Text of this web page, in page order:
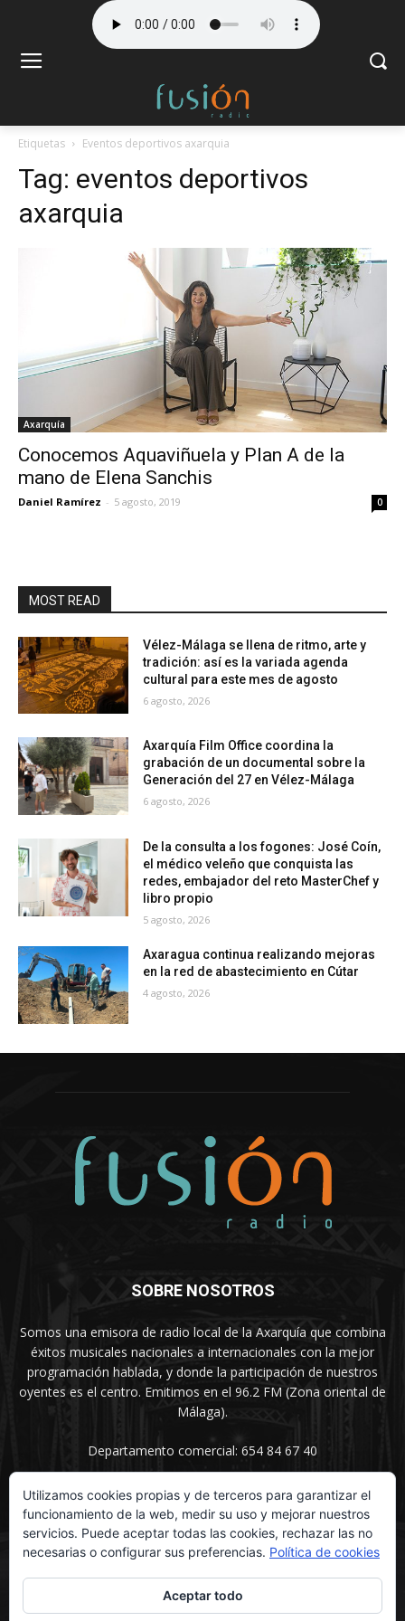
Etiquetas Eventos deportivos axarquia
Tag: eventos deportivos
axarquia
Axarquía
Conocemos Aquaviñuela y Plan A de la
mano de Elena Sanchis
Daniel Ramírez - 5 agosto, 2019 0
MOST READ
Vélez-Málaga se llena de ritmo, arte y
tradición: así es la variada agenda
cultural para este mes de agosto
6 agosto, 2026
Axarquía Film Office coordina la
grabación de un documental sobre la
Generación del 27 en Vélez-Málaga
6 agosto, 2026
De la consulta a los fogones: José Coín,
el médico veleño que conquista las
redes, embajador del reto MasterChef y
libro propio
5 agosto, 2026
Axaragua continua realizando mejoras
en la red de abastecimiento en Cútar
4 agosto, 2026
SOBRE NOSOTROS
Somos una emisora de radio local de la Axarquía que combina
éxitos musicales nacionales a internacionales con la mejor
programación hablada, y donde la participación de nuestros
oyentes es el centro. Emitimos en el 96.2 FM (Zona oriental de
Málaga).
Departamento comercial: 654 84 67 40
SÍGUENOS
Utilizamos cookies propias y de terceros para garantizar el
funcionamiento de la web, medir su uso y mejorar nuestros
servicios. Puede aceptar todas las cookies, rechazar las no
necesarias o configurar sus preferencias. Política de cookies
Aceptar todo